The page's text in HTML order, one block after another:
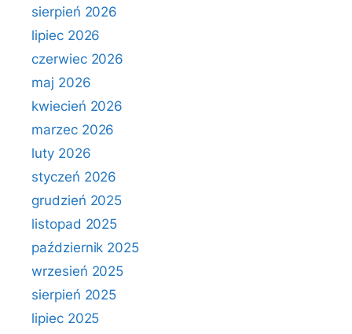
sierpień 2026
lipiec 2026
czerwiec 2026
maj 2026
kwiecień 2026
marzec 2026
luty 2026
styczeń 2026
grudzień 2025
listopad 2025
październik 2025
wrzesień 2025
sierpień 2025
lipiec 2025